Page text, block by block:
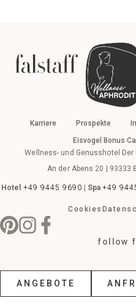
Karriere Prospekte
Eisvogel Bonus
Wellness- und Genusshotel
An der Abens 20 | 93333
Hotel +49 9445 9690 | Spa +49
Cookies
follow
ANGEBOTE